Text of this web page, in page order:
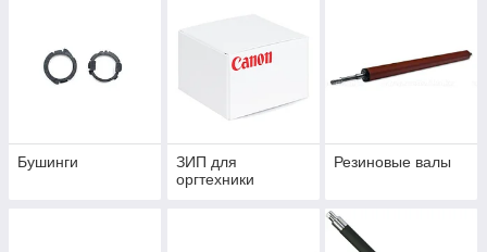
Бушинги
ЗИП для
оргтехники
Резиновые валы